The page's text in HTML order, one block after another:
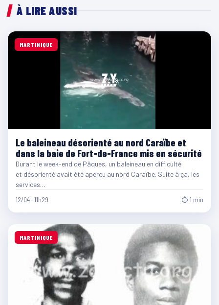
À LIRE AUSSI
MARTINIQUE
Le baleineau désorienté au nord Caraïbe et
dans la baie de Fort-de-France mis en sécurité
Durant le week-end de Pâques, un baleineau en difficulté
et désorienté avait été aperçu au nord Caraïbe. Suite à ça, les
services…
12/04 · 11h29 ⏱ 1 min
MARTINIQUE